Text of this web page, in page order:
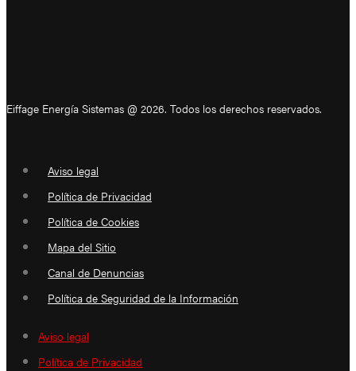
Eiffage Energía Sistemas @ 2026. Todos los derechos reservados.
Aviso legal
Política de Privacidad
Política de Cookies
Mapa del Sitio
Canal de Denuncias
Política de Seguridad de la Información
Aviso legal
Política de Privacidad